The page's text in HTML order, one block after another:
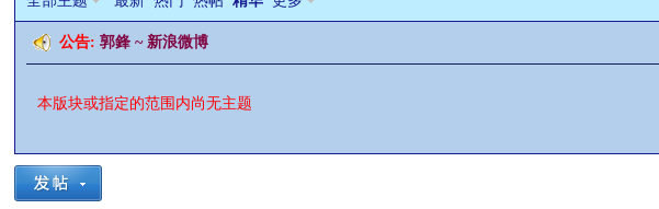
公告:郭鋒 ~ 新浪微博
本版块或指定的范围内尚无主题